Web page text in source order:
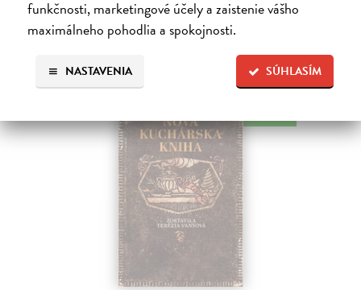
funkčnosti, marketingové účely a zaistenie vášho
maximálneho pohodlia a spokojnosti.
SÚHLASÍM
NASTAVENIA
16,48 €